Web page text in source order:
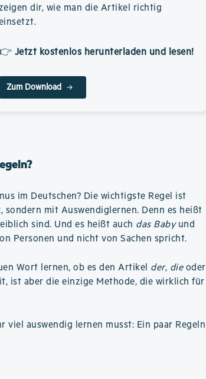
dir, wie man die Artikel richtig
👉 Jetzt kostenlos herunterladen und lesen!
Zum Download
im Deutschen? Die wichtigste Regel ist
sondern mit Auswendiglernen. Denn es heißt
sind. Und es heißt auch das Babyund
Personen und nicht von Sachen spricht.
Wort lernen, ob es den Artikel der, dieoder
ist aber die einzige Methode, die wirklich für
viel auswendig lernen musst: Ein paar Regeln